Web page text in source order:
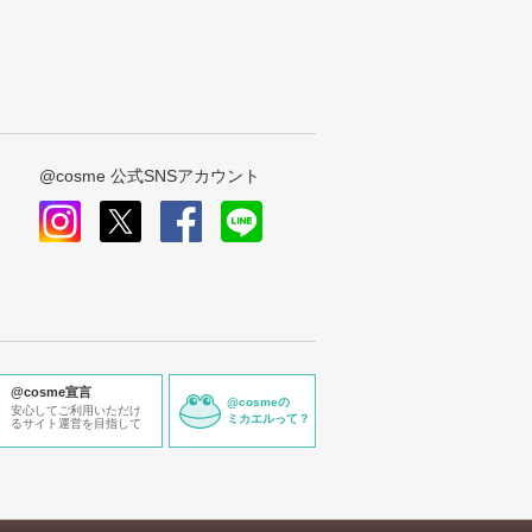
@cosme 公式SNSアカウント
@cosme宣言
安心してご利用いただけ
るサイト運営を目指して
@cosmeの
ミカエルって？